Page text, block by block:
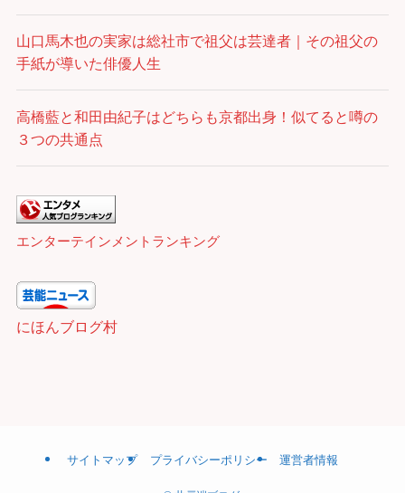
山口馬木也の実家は総社市で祖父は芸達者｜その祖父の
手紙が導いた俳優人生
高橋藍と和田由紀子はどちらも京都出身！似てると噂の
３つの共通点
エンターテインメントランキング
にほんブログ村
サイトマップ プライバシーポリシー 運営者情報